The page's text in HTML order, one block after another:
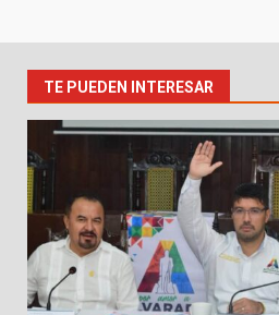
TE PUEDEN INTERESAR